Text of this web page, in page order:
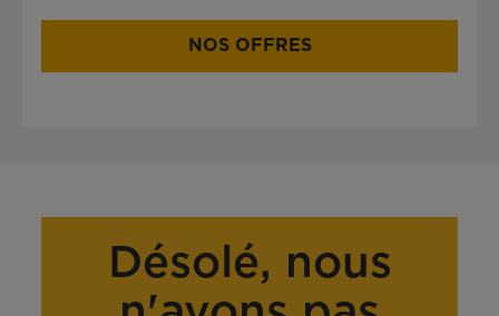
NOS OFFRES
Désolé, nous